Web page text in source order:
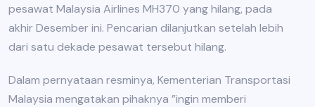
pesawat Malaysia Airlines MH370 yang hilang, pada
akhir Desember ini. Pencarian dilanjutkan setelah lebih
dari satu dekade pesawat tersebut hilang.
Dalam pernyataan resminya, Kementerian Transportasi
Malaysia mengatakan pihaknya ”ingin memberi